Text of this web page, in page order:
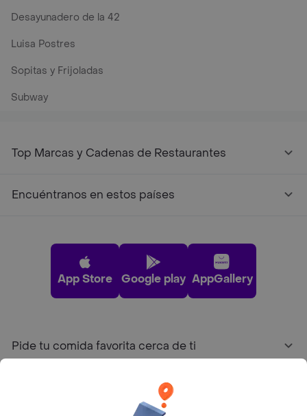
Desayunadero de la 42
Luisa Postres
Sopitas y Frijoladas
Subway
Top Marcas y Cadenas de Restaurantes
Encuéntranos en estos países
App Store Google play AppGallery
Pide tu comida favorita cerca de ti